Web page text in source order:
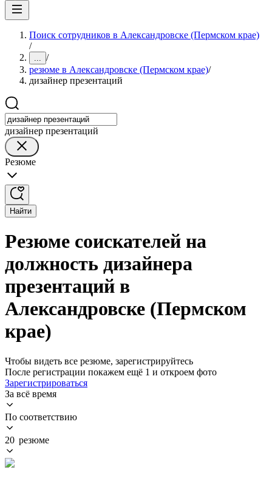
Поиск сотрудников в Александровске (Пермском крае)
/
... /
резюме в Александровске (Пермском крае)/
дизайнер презентаций
дизайнер презентаций
Резюме
Найти
Резюме соискателей на
должность дизайнера
презентаций в
Александровске (Пермском
крае)
Чтобы видеть все резюме, зарегистрируйтесь
После регистрации покажем ещё 1 и откроем фото
Зарегистрироваться
За всё время
По соответствию
20 резюме